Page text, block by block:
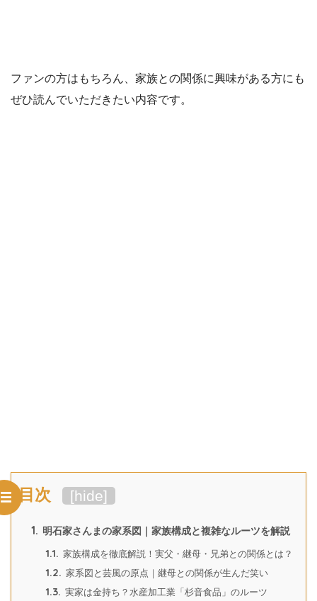
ファンの方はもちろん、家族との関係に興味がある方にも
ぜひ読んでいただきたい内容です。
目次 [hide]
1. 明石家さんまの家系図｜家族構成と複雑なルーツを解説
1.1. 家族構成を徹底解説！実父・継母・兄弟との関係とは？
1.2. 家系図と芸風の原点｜継母との関係が生んだ笑い
1.3. 実家は金持ち？水産加工業「杉音食品」のルーツ